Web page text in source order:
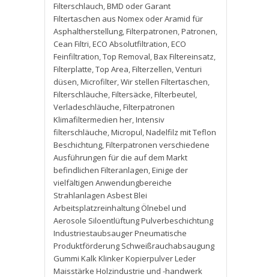
Filterschlauch,BMD oder Garant
Filtertaschen aus Nomex oder Aramid für
Asphaltherstellung,Filterpatronen,Patronen,
Cean Filtri,ECO Absolutfiltration,ECO
Feinfiltration,Top Removal,Bax Filtereinsatz,
Filterplatte,Top Area,Filterzellen,Venturi
düsen,Microfilter,Wir stellen Filtertaschen,
Filterschläuche,Filtersäcke,Filterbeutel,
Verladeschläuche,Filterpatronen
Klimafiltermedien her,Intensiv
filterschläuche,Micropul,Nadelfilz mit Teflon
Beschichtung,Filterpatronen verschiedene
Ausführungen für die auf dem Markt
befindlichen Filteranlagen,Einige der
vielfältigen Anwendungbereiche
Strahlanlagen Asbest Blei
Arbeitsplatzreinhaltung Ölnebel und
Aerosole Siloentlüftung Pulverbeschichtung
Industriestaubsauger Pneumatische
Produktförderung Schweißrauchabsaugung
Gummi Kalk Klinker Kopierpulver Leder
Maisstärke Holzindustrie und -handwerk